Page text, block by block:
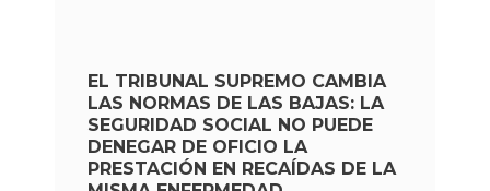
EL TRIBUNAL SUPREMO CAMBIA
LAS NORMAS DE LAS BAJAS: LA
SEGURIDAD SOCIAL NO PUEDE
DENEGAR DE OFICIO LA
PRESTACIÓN EN RECAÍDAS DE LA